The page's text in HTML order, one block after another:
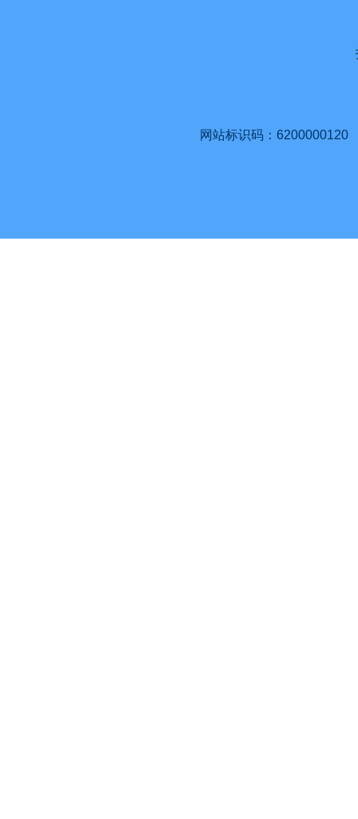
网站标识码：6200000120